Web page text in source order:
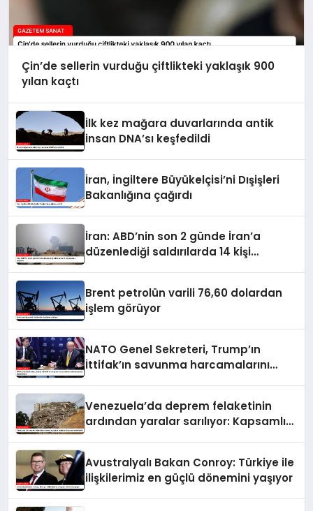
Çin’de sellerin vurduğu çiftlikteki yaklaşık 900
yılan kaçtı
İlk kez mağara duvarlarında antik
insan DNA’sı keşfedildi
İran, İngiltere Büyükelçisi’ni Dışişleri
Bakanlığına çağırdı
İran: ABD’nin son 2 günde İran’a
düzenlediği saldırılarda 14 kişi
Brent petrolün varili 76,60 dolardan
işlem görüyor
NATO Genel Sekreteri, Trump’ın
İttifak’ın savunma harcamalarını
Venezuela’da deprem felaketinin
ardından yaralar sarılıyor: Kapsamlı
Avustralyalı Bakan Conroy: Türkiye ile
ilişkilerimiz en güçlü dönemini yaşıyor